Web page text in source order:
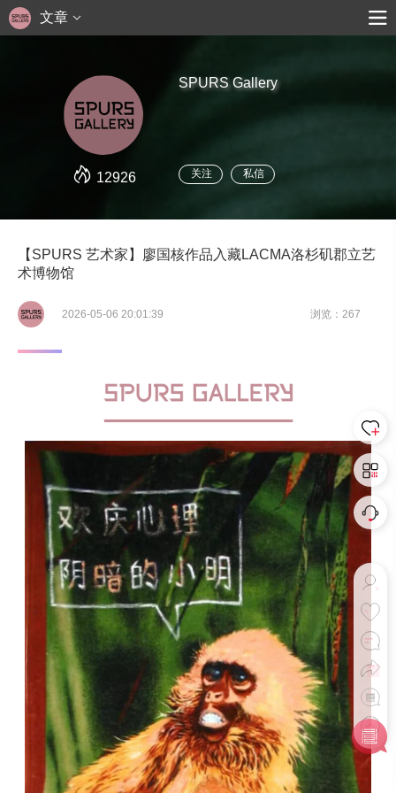
文章
12926
SPURS Gallery
关注 私信
【SPURS 艺术家】廖国核作品入藏LACMA洛杉矶郡立艺
术博物馆
2026-05-06 20:01:39 浏览：267